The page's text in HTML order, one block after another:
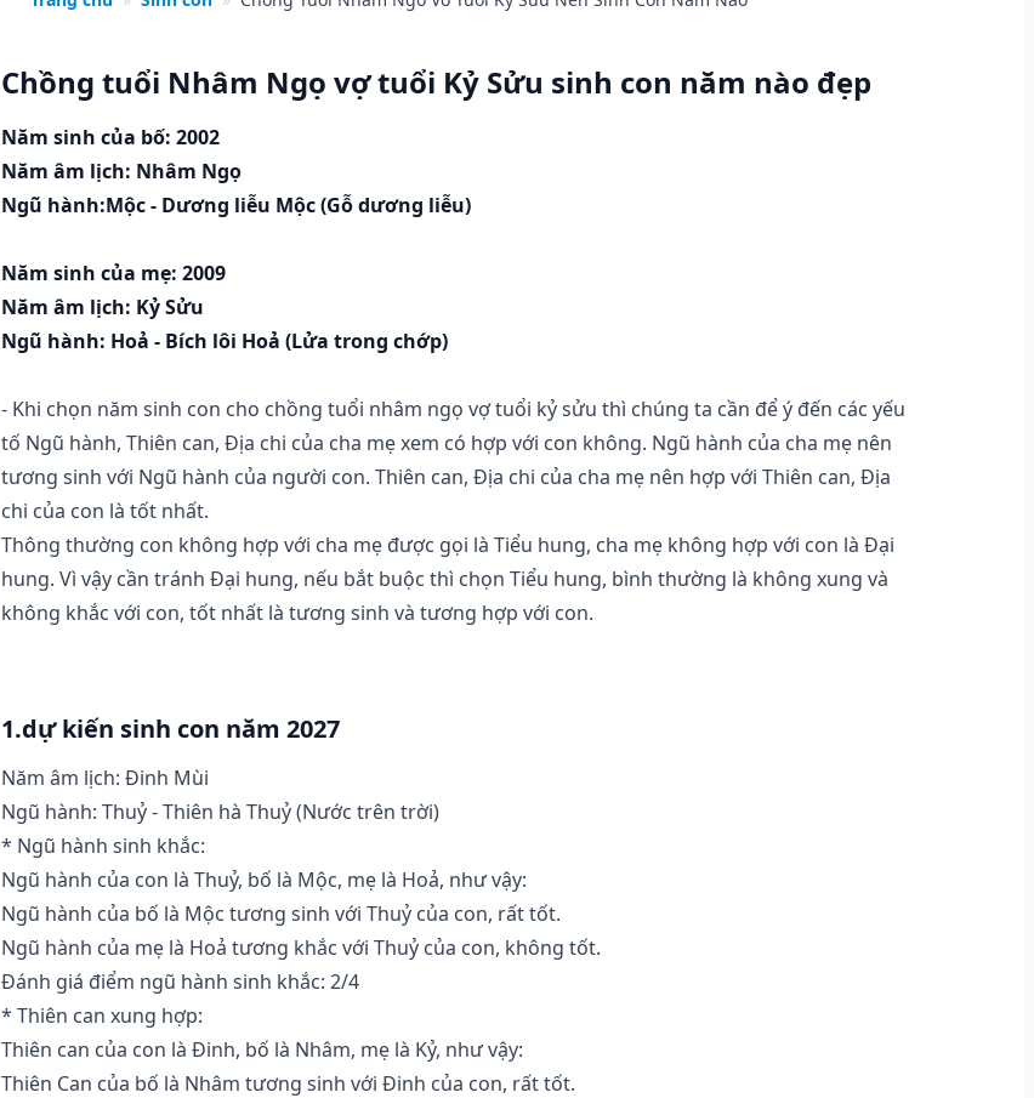
Chồng tuổi Nhâm Ngọ vợ tuổi Kỷ Sửu sinh con năm nào đẹp
Năm sinh của bố: 2002
Năm âm lịch: Nhâm Ngọ
Ngũ hành:Mộc - Dương liễu Mộc (Gỗ dương liễu)
Năm sinh của mẹ: 2009
Năm âm lịch: Kỷ Sửu
Ngũ hành: Hoả - Bích lôi Hoả (Lửa trong chớp)
- Khi chọn năm sinh con cho chồng tuổi nhâm ngọ vợ tuổi kỷ sửu thì chúng ta cần để ý đến các yếu
tố Ngũ hành, Thiên can, Địa chi của cha mẹ xem có hợp với con không. Ngũ hành của cha mẹ nên
tương sinh với Ngũ hành của người con. Thiên can, Địa chi của cha mẹ nên hợp với Thiên can, Địa
chi của con là tốt nhất.
Thông thường con không hợp với cha mẹ được gọi là Tiểu hung, cha mẹ không hợp với con là Đại
hung. Vì vậy cần tránh Đại hung, nếu bắt buộc thì chọn Tiểu hung, bình thường là không xung và
không khắc với con, tốt nhất là tương sinh và tương hợp với con.
1.dự kiến sinh con năm 2027
Năm âm lịch: Đinh Mùi
Ngũ hành: Thuỷ - Thiên hà Thuỷ (Nước trên trời)
* Ngũ hành sinh khắc:
Ngũ hành của con là Thuỷ, bố là Mộc, mẹ là Hoả, như vậy:
Ngũ hành của bố là Mộc tương sinh với Thuỷ của con, rất tốt.
Ngũ hành của mẹ là Hoả tương khắc với Thuỷ của con, không tốt.
Đánh giá điểm ngũ hành sinh khắc: 2/4
* Thiên can xung hợp:
Thiên can của con là Đinh, bố là Nhâm, mẹ là Kỷ, như vậy:
Thiên Can của bố là Nhâm tương sinh với Đinh của con, rất tốt.